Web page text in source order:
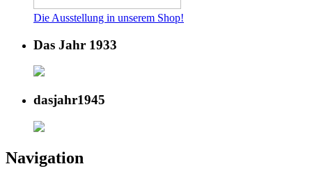
Die Ausstellung in unserem Shop!
Das Jahr 1933
dasjahr1945
Navigation